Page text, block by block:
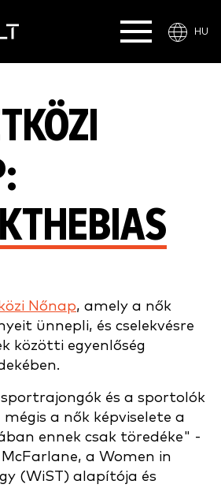
HU
Nőnap, amely a nők
ünnepli, és cselekvésre
közötti egyenlőség
és a sportolók
mégis a nők képviselete a
ennek csak töredéke" -
a Women in
(WiST) alapítója és